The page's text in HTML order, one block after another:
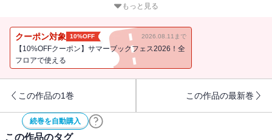
った朝食に舌鼓を打ち、すっかり浮かれ気分の玲二に、潜入捜査養
らったものの、赤桐から衝撃の一言が・・・！？
もっと見る
クーポン対象 10%OFF 2026.08.11まで
【10%OFFクーポン】サマーブックフェス2026！全
フロアで使える
この作品の1巻 この作品の最新巻
続巻を自動購入
この作品のタグ